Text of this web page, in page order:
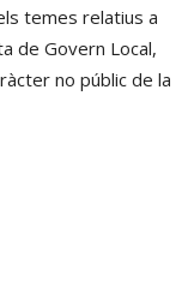
temes relatius a
de Govern Local,
no públic de la